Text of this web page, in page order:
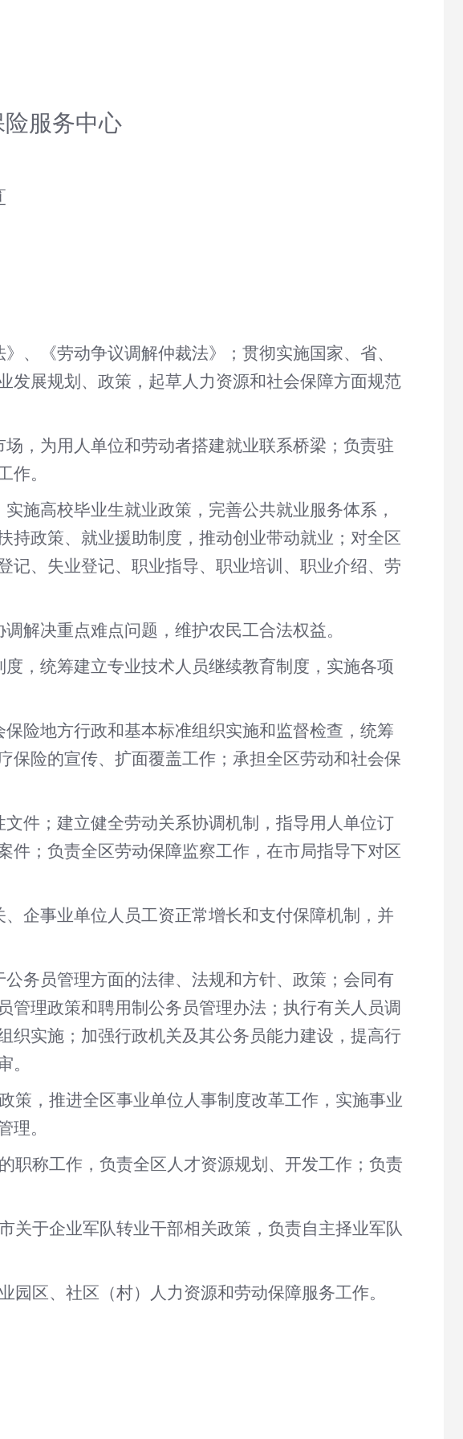
服务中心
、《劳动争议调解仲裁法》；贯彻实施国家、省、
发展规划、政策，起草人力资源和社会保障方面规范
，为用人单位和劳动者搭建就业联系桥梁；负责驻
作。
施高校毕业生就业政策，完善公共就业服务体系，
持政策、就业援助制度，推动创业带动就业；对全区
记、失业登记、职业指导、职业培训、职业介绍、劳
解决重点难点问题，维护农民工合法权益。
，统筹建立专业技术人员继续教育制度，实施各项
险地方行政和基本标准组织实施和监督检查，统筹
保险的宣传、扩面覆盖工作；承担全区劳动和社会保
件；建立健全劳动关系协调机制，指导用人单位订
件；负责全区劳动保障监察工作，在市局指导下对区
企事业单位人员工资正常增长和支付保障机制，并
务员管理方面的法律、法规和方针、政策；会同有
理政策和聘用制公务员管理办法；执行有关人员调
织实施；加强行政机关及其公务员能力建设，提高行
。
策，推进全区事业单位人事制度改革工作，实施事业
理。
职称工作，负责全区人才资源规划、开发工作；负责
关于企业军队转业干部相关政策，负责自主择业军队
区、社区（村）人力资源和劳动保障服务工作。